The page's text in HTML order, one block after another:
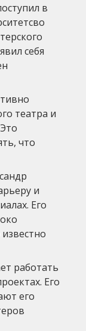
в
себя
театра и
что
и
Его
работать
Его
его